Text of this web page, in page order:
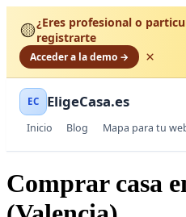
🟡¿Eres profesional o
registrarte
Acceder a la demo → ×
EC EligeCasa.es
Inicio Blog Mapa para tu
Comprar casa